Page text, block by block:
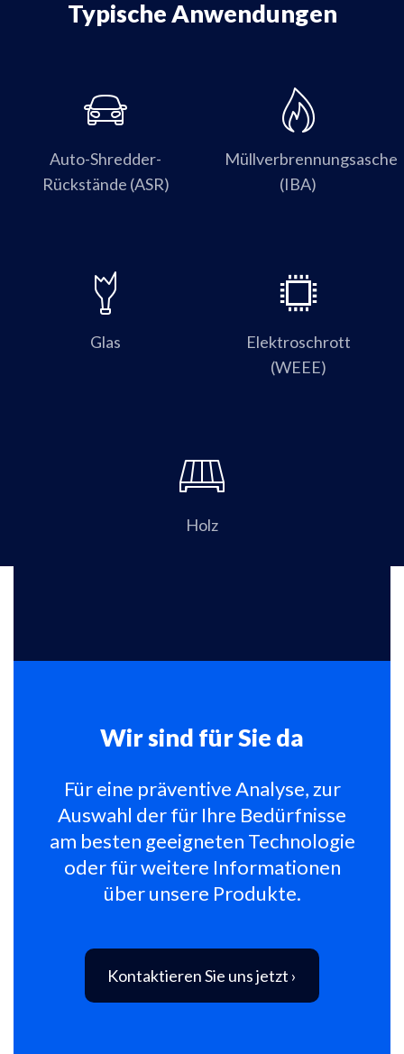
Typische Anwendungen
Auto-Shredder-
Rückstände (ASR)
Müllverbrennungsasche
(IBA)
Glas
Elektroschrott
(WEEE)
Holz
Wir sind für Sie da
Für eine präventive Analyse, zur
Auswahl der für Ihre Bedürfnisse
am besten geeigneten Technologie
oder für weitere Informationen
über unsere Produkte.
Kontaktieren Sie uns jetzt ›